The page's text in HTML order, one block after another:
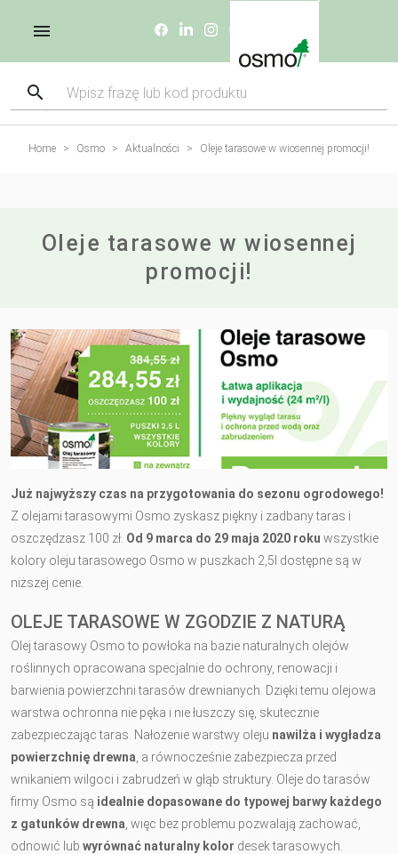
Home Osmo Aktualności Oleje tarasowe w wiosennej promocji!
Oleje tarasowe w wiosennej
promocji!
Już najwyższy czas na przygotowania do sezonu ogrodowego!
Z olejami tarasowymi Osmo zyskasz piękny i zadbany taras i
oszczędzasz 100 zł. Od 9 marca do 29 maja 2020 roku wszystkie
kolory oleju tarasowego Osmo w puszkach 2,5l dostępne są w
niższej cenie.
OLEJE TARASOWE W ZGODZIE Z NATURĄ
Olej tarasowy Osmo to powłoka na bazie naturalnych olejów
roślinnych opracowana specjalnie do ochrony, renowacji i
barwienia powierzchni tarasów drewnianych. Dzięki temu olejowa
warstwa ochronna nie pęka i nie łuszczy się, skutecznie
zabezpieczając taras. Nałożenie warstwy oleju nawilża i wygładza
powierzchnię drewna , a równocześnie zabezpiecza przed
wnikaniem wilgoci i zabrudzeń w głąb struktury. Oleje do tarasów
firmy Osmo są idealnie dopasowane do typowej barwy każdego
z gatunków drewna , więc bez problemu pozwalają zachować,
odnowić lub wyrównać naturalny kolor desek tarasowych.